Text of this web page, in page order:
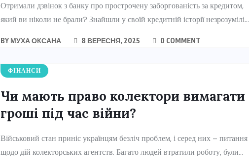
Отримали дзвінок з банку про прострочену заборгованість за кредитом,
який ви ніколи не брали? Знайшли у своїй кредитній історії незрозумілі...
BY МУХА ОКСАНА 8 ВЕРЕСНЯ, 2025 0 COMMENT
ФІНАНСИ
Чи мають право колектори вимагати
гроші під час війни?
Військовий стан приніс українцям безліч проблем, і серед них – питання
щодо дій колекторських агентств. Багато людей втратили роботу, були...